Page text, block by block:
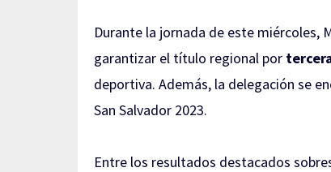
Durante la jornada de este miércoles,
garantizar el título regional por
deportiva. Además, la delegación se
San Salvador 2023.
Entre los resultados destacados